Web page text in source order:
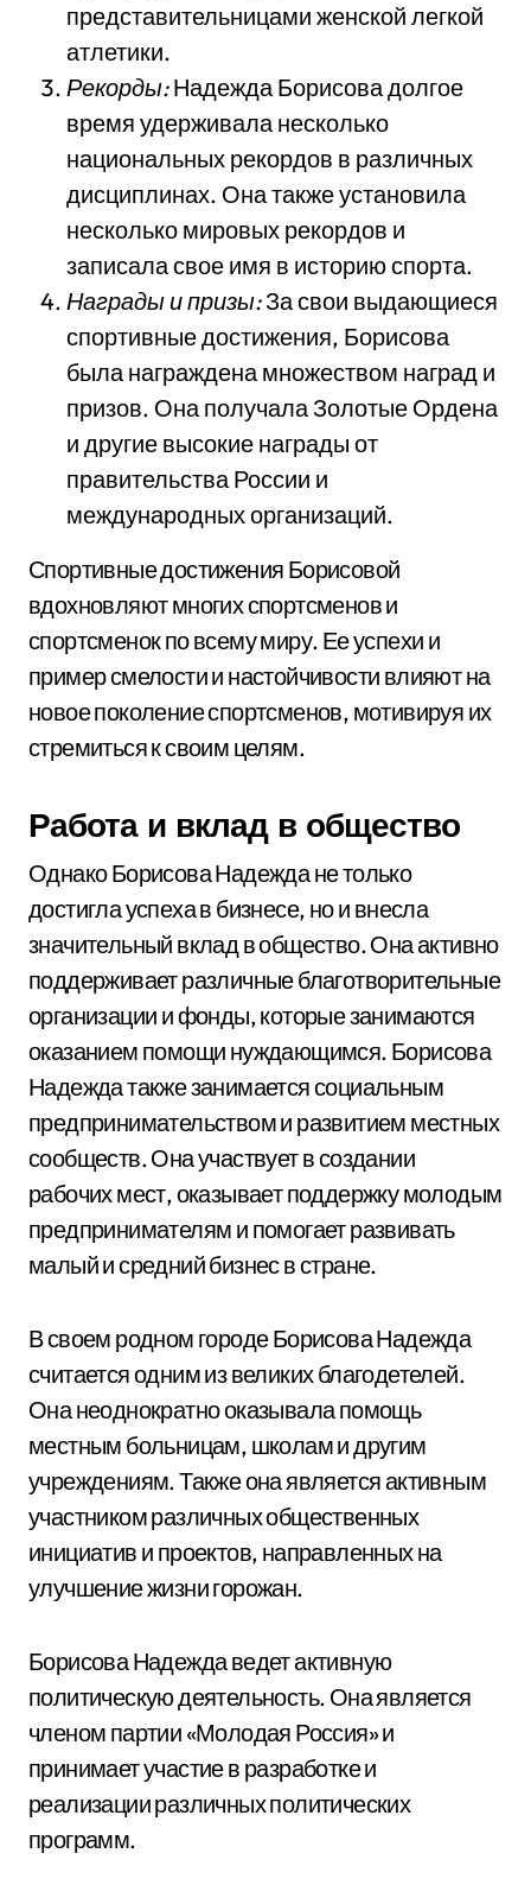
представительницами женской легкой
атлетики.
Рекорды:Надежда Борисова долгое
время удерживала несколько
национальных рекордов в различных
дисциплинах. Она также установила
несколько мировых рекордов и
записала свое имя в историю спорта.
Награды и призы:За свои выдающиеся
спортивные достижения, Борисова
была награждена множеством наград и
призов. Она получала Золотые Ордена
и другие высокие награды от
правительства России и
международных организаций.
Спортивные достижения Борисовой
вдохновляют многих спортсменов и
спортсменок по всему миру. Ее успехи и
пример смелости и настойчивости влияют на
новое поколение спортсменов, мотивируя их
стремиться к своим целям.
Работа и вклад в общество
Однако Борисова Надежда не только
достигла успеха в бизнесе, но и внесла
значительный вклад в общество. Она активно
поддерживает различные благотворительные
организации и фонды, которые занимаются
оказанием помощи нуждающимся. Борисова
Надежда также занимается социальным
предпринимательством и развитием местных
сообществ. Она участвует в создании
рабочих мест, оказывает поддержку молодым
предпринимателям и помогает развивать
малый и средний бизнес в стране.
В своем родном городе Борисова Надежда
считается одним из великих благодетелей.
Она неоднократно оказывала помощь
местным больницам, школам и другим
учреждениям. Также она является активным
участником различных общественных
инициатив и проектов, направленных на
улучшение жизни горожан.
Борисова Надежда ведет активную
политическую деятельность. Она является
членом партии «Молодая Россия» и
принимает участие в разработке и
реализации различных политических
программ.